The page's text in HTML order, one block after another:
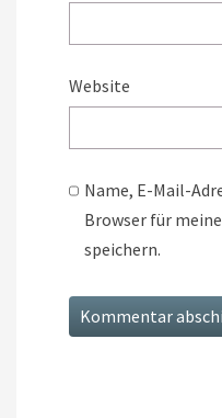
Website
Name, E-Mail-
Browser für
speichern.